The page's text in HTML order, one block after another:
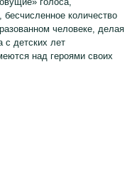
количество
человеке, делая
с детских лет
над героями своих